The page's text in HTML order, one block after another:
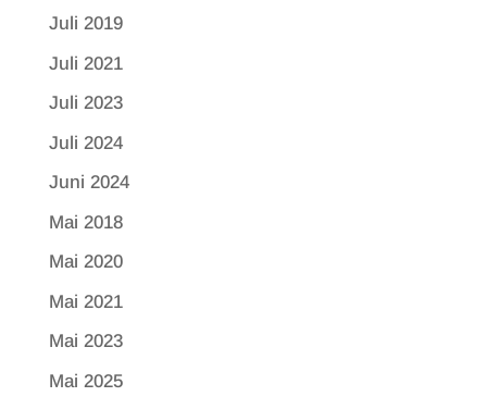
Juli 2019
Juli 2021
Juli 2023
Juli 2024
Juni 2024
Mai 2018
Mai 2020
Mai 2021
Mai 2023
Mai 2025